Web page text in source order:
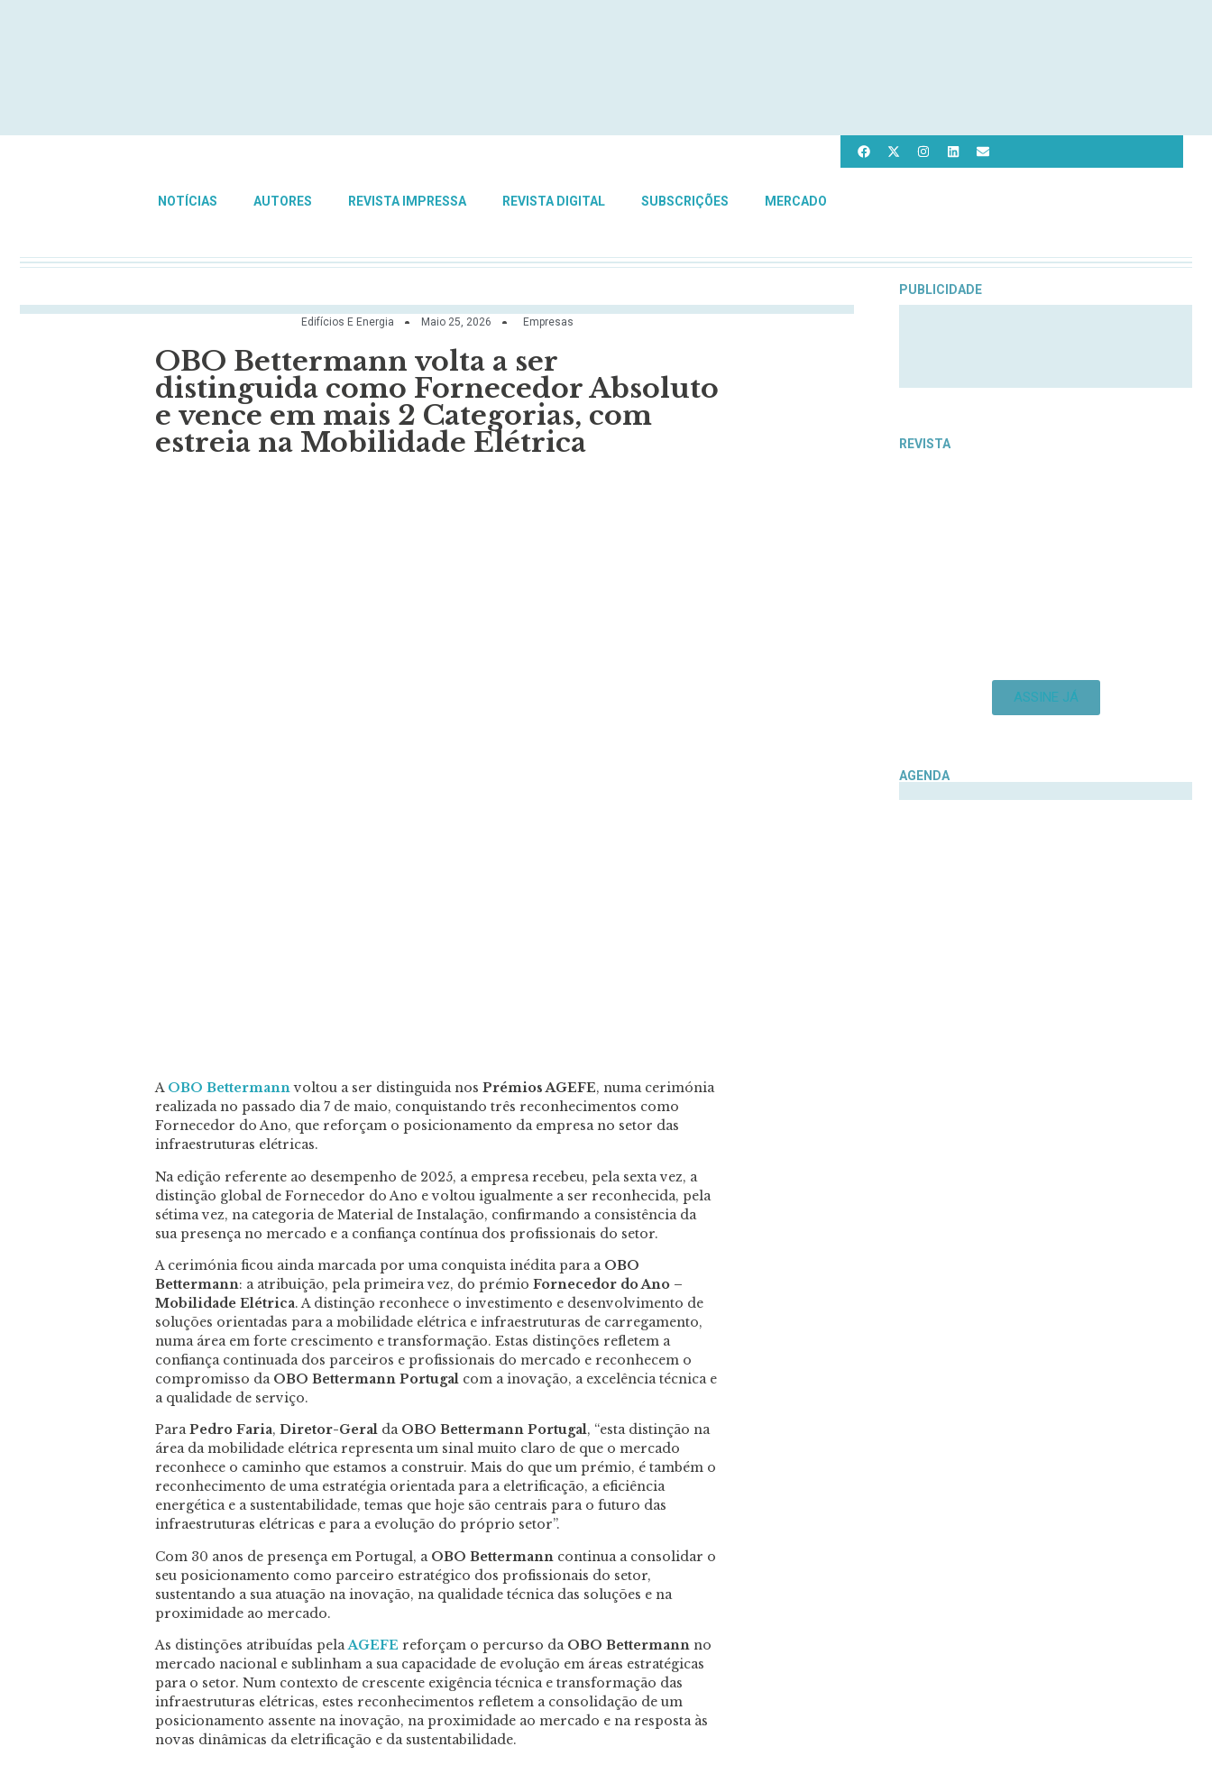
NOTÍCIAS AUTORES REVISTA IMPRESSA REVISTA DIGITAL SUBSCRIÇÕES MERCADO
Edifícios E Energia Maio 25, 2026 Empresas
OBO Bettermann volta a ser
distinguida como Fornecedor Absoluto
e vence em mais 2 Categorias, com
estreia na Mobilidade Elétrica
A OBO Bettermannvoltou a ser distinguida nos Prémios AGEFE, numa cerimónia
realizada no passado dia 7 de maio, conquistando três reconhecimentos como
Fornecedor do Ano, que reforçam o posicionamento da empresa no setor das
infraestruturas elétricas.
Na edição referente ao desempenho de 2025, a empresa recebeu, pela sexta vez, a
distinção global de Fornecedor do Ano e voltou igualmente a ser reconhecida, pela
sétima vez, na categoria de Material de Instalação, confirmando a consistência da
sua presença no mercado e a confiança contínua dos profissionais do setor.
A cerimónia ficou ainda marcada por uma conquista inédita para a OBO
Bettermann: a atribuição, pela primeira vez, do prémio Fornecedor do Ano –
Mobilidade Elétrica. A distinção reconhece o investimento e desenvolvimento de
soluções orientadas para a mobilidade elétrica e infraestruturas de carregamento,
numa área em forte crescimento e transformação. Estas distinções refletem a
confiança continuada dos parceiros e profissionais do mercado e reconhecem o
compromisso da OBO Bettermann Portugal com a inovação, a excelência técnica e
a qualidade de serviço.
ParaPedro Faria, Diretor-Geral da OBO Bettermann Portugal, “esta distinção na
área da mobilidade elétrica representa um sinal muito claro de que o mercado
reconhece o caminho que estamos a construir. Mais do que um prémio, é também o
reconhecimento de uma estratégia orientada para a eletrificação, a eficiência
energética e a sustentabilidade, temas que hoje são centrais para o futuro das
infraestruturas elétricas e para a evolução do próprio setor”.
Com 30 anos de presença em Portugal, a OBO Bettermann continua a consolidar o
seu posicionamento como parceiro estratégico dos profissionais do setor,
sustentando a sua atuação na inovação, na qualidade técnica das soluções e na
proximidade ao mercado.
As distinções atribuídas pelaAGEFE reforçam o percurso da OBO Bettermann no
mercado nacional e sublinham a sua capacidade de evolução em áreas estratégicas
para o setor. Num contexto de crescente exigência técnica e transformação das
infraestruturas elétricas, estes reconhecimentos refletem a consolidação de um
posicionamento assente na inovação, na proximidade ao mercado e na resposta às
novas dinâmicas da eletrificação e da sustentabilidade.
PUBLICIDADE
REVISTA
ASSINE JÁ
AGENDA